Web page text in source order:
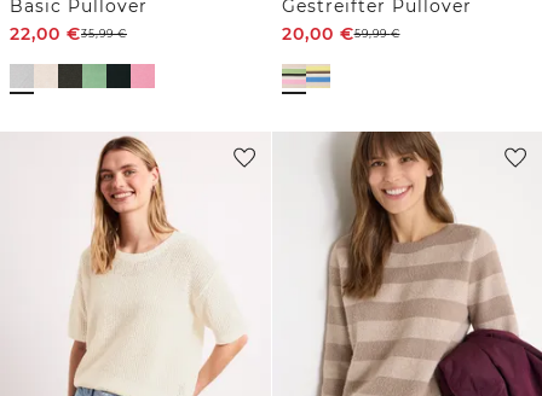
Basic Pullover
22,00 €35,99€
Gestreifter Pullover
20,00 €59,99€